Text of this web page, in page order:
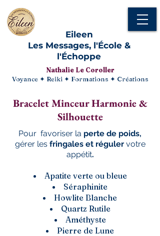
Eileen
Les Messages, l'École &
l'Échoppe
Nathalie Le Coroller
Voyance ✦ Reiki ✦ Formations ✦ Créations
Bracelet Minceur Harmonie &
Silhouette
Pour favoriser la perte de poids,
gérer les fringales et réguler votre
appétit.
Apatite verte ou bleue
Séraphinite
Howlite Blanche
Quartz Rutile
Améthyste
Pierre de Lune